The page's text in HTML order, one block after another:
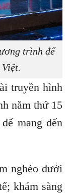
trình để
truyền hình
năm thứ 15
mang đến
nghèo dưới
khám sàng